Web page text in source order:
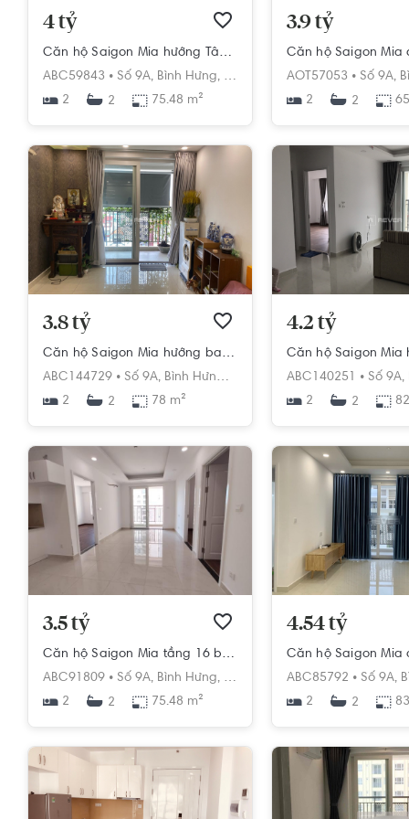
4 tỷ
Căn hộ Saigon Mia hướng Tây nhìn về nội khu, nội thất cơ bản.
ABC59843 • Số 9A, Bình Hưng, Bình Chánh, Hồ Chí Minh
2
2 75.48 m²
3.9 tỷ
AOT57053 • Số 9A,
2
2
3.8 tỷ
Căn hộ Saigon Mia hướng ban công đông đầy đủ nội thất diện tích 78m²
ABC144729 • Số 9A, Bình Hưng, Bình Chánh, Hồ Chí Minh
2
2 78 m²
4.2 tỷ
ABC140251 • Số 9A,
2
2
3.5 tỷ
Căn hộ Saigon Mia tầng 16 ban công hướng Đông Bắc, nội thất cơ bản.
ABC91809 • Số 9A, Bình Hưng, Bình Chánh, Hồ Chí Minh
2
2 75.48 m²
4.54 tỷ
ABC85792 • Số 9A,
2
2